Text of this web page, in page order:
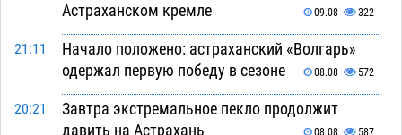
Астраханском кремле
09.08 322
21:11
Начало положено: астраханский «Волгарь»
одержал первую победу в сезоне
08.08 572
20:21
Завтра экстремальное пекло продолжит
давить на Астрахань
08.08 587